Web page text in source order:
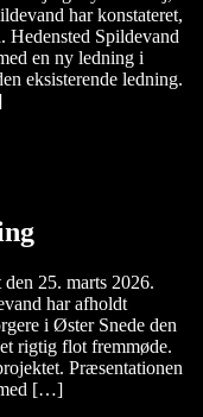
har konstateret,
Hedensted Spildevand
en ny ledning i
eksisterende ledning.
25. marts 2026.
har afholdt
i Øster Snede den
rigtig flot fremmøde.
Præsentationen
med […]